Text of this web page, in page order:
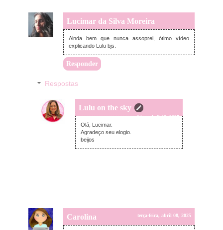
Lucimar da Silva Moreira
segunda-feira, abril 07, 2025
Ainda bem que nunca assoprei, ótimo vídeo
explicando Lulu bjs.
Responder
Respostas
Lulu on the sky
terça-feira, abril 08, 2025
Olá, Lucimar.
Agradeço seu elogio.
beijos
Carolina terça-feira, abril 08, 2025